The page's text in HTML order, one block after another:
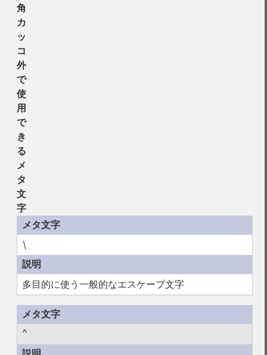
角
カ
ッ
コ
外
で
使
用
で
き
る
メ
タ
文
字
\
多目的に使う一般的なエスケープ文字
^